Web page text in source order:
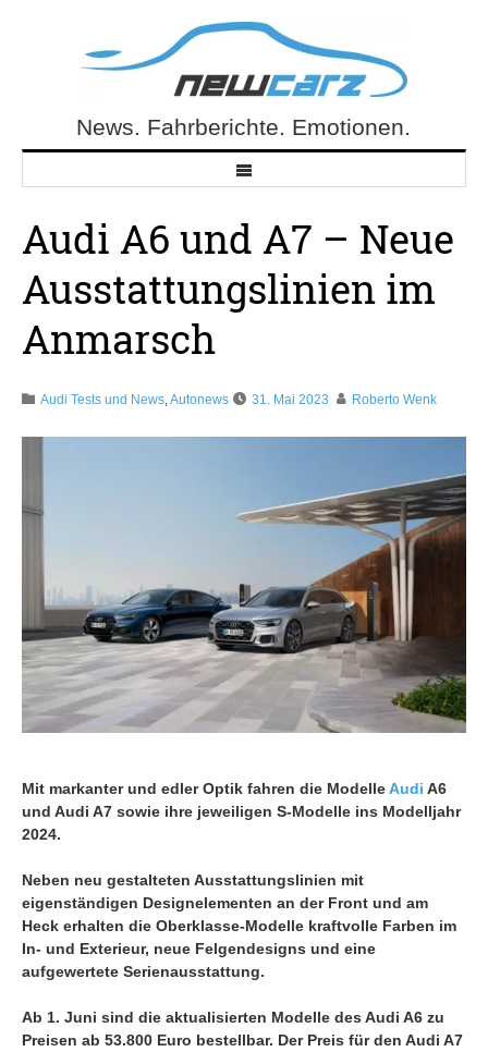
NewCarz.deNews. Fahrberichte. Emotionen.
Audi A6 und A7 – Neue
Ausstattungslinien im
Anmarsch
Audi Tests und News,Autonews 31. Mai 2023 Roberto Wenk
Mit markanter und edler Optik fahren die ModelleAudi A6
und Audi A7 sowie ihre jeweiligen S-Modelle ins Modelljahr
2024.
Neben neu gestalteten Ausstattungslinien mit
eigenständigen Designelementen an der Front und am
Heck erhalten die Oberklasse-Modelle kraftvolle Farben im
In- und Exterieur, neue Felgendesigns und eine
aufgewertete Serienausstattung.
Ab 1. Juni sind die aktualisierten Modelle des Audi A6 zu
Preisen ab 53.800 Euro bestellbar. Der Preis für den Audi A7